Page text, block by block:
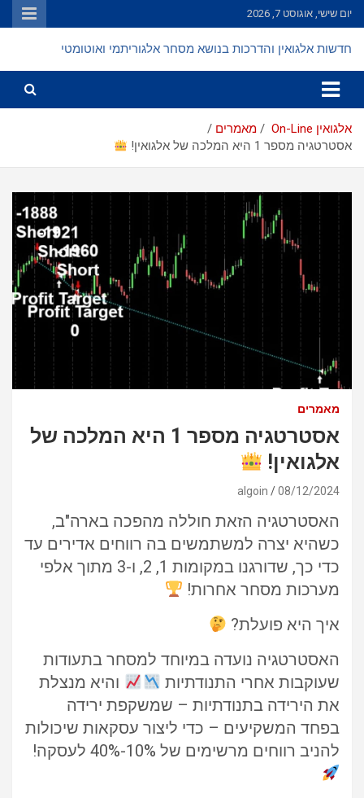
Skip
to
יום שישי, אוגוסט 7, 2026
חדשות אלגואין והדרכות בנושא מסחר אלגוריתמי ואוטומטי
אלגואין On-Line
מאמרים
אסטרטגיה מספר 1 היא המלכה של אלגואין!
מאמרים
אסטרטגיה מספר 1 היא המלכה של
אלגואין!
08/12/2024
algoin
האסטרטגיה הזאת חוללה מהפכה בארה"ב,
כשהיא יצרה למשתמשים בה רווחים אדירים עד
כדי כך, שדורגנו במקומות 1, 2, ו-3 מתוך אלפי
מערכות מסחר אחרות!
איך היא פועלת?
האסטרטגיה נועדה במיוחד למסחר בתעודות
שעוקבות אחרי התנודתיות
והיא מנצלת
את הירידה בתנודתיות – שמשקפת ירידה
בפחד המשקיעים – כדי ליצור עסקאות שיכולות
להניב רווחים מרשימים של 10%-40% לעסקה!